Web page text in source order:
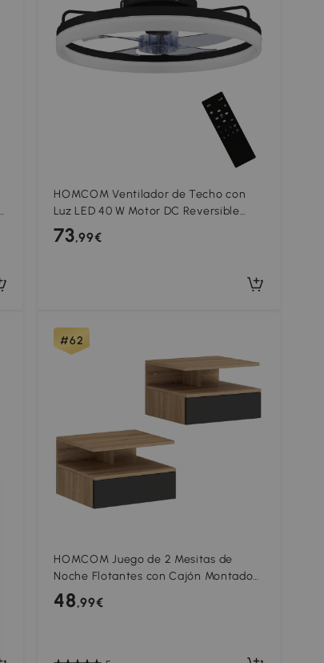
HOMCOM Ventilador de Techo con
Luz LED 40 W Motor DC Reversible
Mando a Distancia 6 Velocidades 3
Colores Temporizador Negro
73,99€
#62
HOMCOM Juego de 2 Mesitas de
Noche Flotantes con Cajón Montado
en la Pared 35x32x22,5 cm Roble y
Negro
48,99€